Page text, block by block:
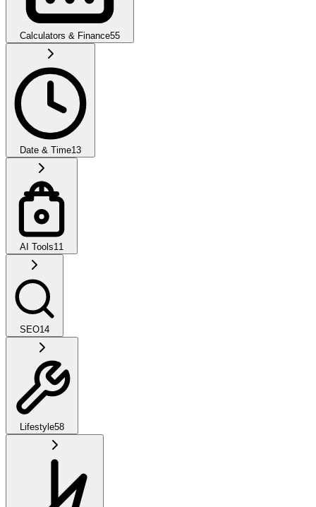
Calculators & Finance55
Date & Time13
AI Tools11
SEO14
Lifestyle58